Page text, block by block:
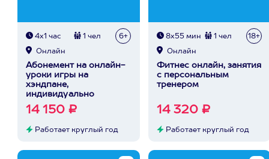
4х1 час 1 чел 6+
Онлайн
Абонемент на онлайн-
уроки игры на
хэндпане,
индивидуально
14 150 ₽
Работает круглый год
8х55 мин 1 чел 18+
Онлайн
Фитнес онлайн, занятия
с персональным
тренером
14 320 ₽
Работает круглый год